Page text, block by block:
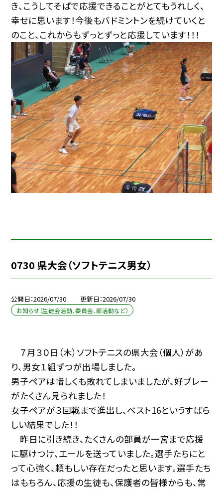
き、こうしてそばで応援できることがとてもうれしく、
幸せに思います！今後もバドミントンを続けていくと
のこと、これからもずっとずっと応援しています！！！
0730 県大会（ソフトテニス男女）
公開日 2026/07/30 更新日 2026/07/30
お知らせ（生徒会活動、委員会、部活動など）
７月３０日（木）ソフトテニスの県大会（個人）があ
り、男女１組ずつが出場しました。
男子ペアは惜しくも敗れてしまいましたが、好プレー
がたくさん見られました！
女子ペアが３回戦まで進出し、ベスト16というすばら
しい結果でした！！
昨日に引き続き、たくさんの部員が一宮まで応援
に駆けつけ、エールを送っていました。選手たちにと
って心強く、頼もしい存在だったと思います。選手たち
はもちろん、応援の生徒も、保護者の皆様からも、常